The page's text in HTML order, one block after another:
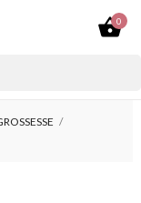

0